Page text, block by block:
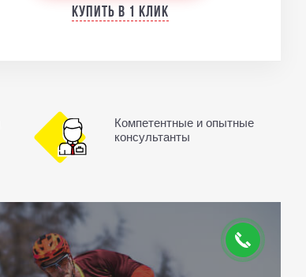
Купить в 1 клик
Компетентные и опытные
консультанты